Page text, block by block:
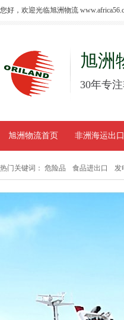
您好，欢迎光临旭洲物流
旭洲
30年专
旭洲物流首页 非洲海运出口
热门关键词： 危险品 食品进出口 发